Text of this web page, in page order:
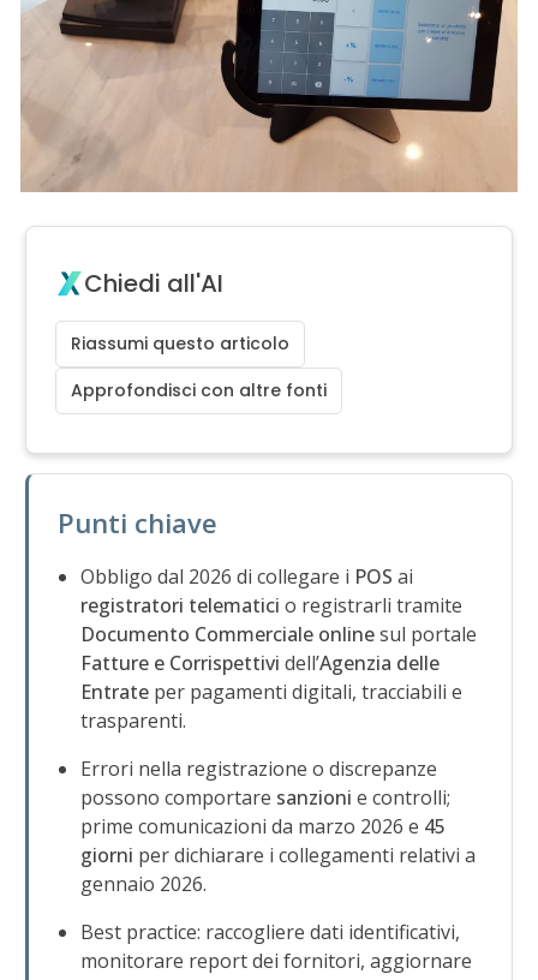
Chiedi all'AI
Riassumi questo articolo
Approfondisci con altre fonti
Punti chiave
Obbligo dal 2026 di collegare i POS ai
registratori telematici o registrarli tramite
Documento Commerciale onlinesul portale
Fatture e Corrispettivi dell’Agenzia delle
Entrate per pagamenti digitali, tracciabili e
trasparenti.
Errori nella registrazione o discrepanze
possono comportare sanzioni e controlli;
prime comunicazioni da marzo 2026 e 45
giorni per dichiarare i collegamenti relativi a
gennaio 2026.
Best practice: raccogliere dati identificativi,
monitorare report dei fornitori, aggiornare